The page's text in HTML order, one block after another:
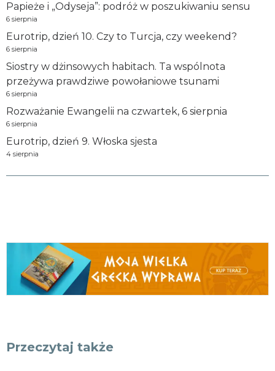
Papieże i „Odyseja”: podróż w poszukiwaniu sensu
6 sierpnia
Eurotrip, dzień 10. Czy to Turcja, czy weekend?
6 sierpnia
Siostry w dżinsowych habitach. Ta wspólnota
przeżywa prawdziwe powołaniowe tsunami
6 sierpnia
Rozważanie Ewangelii na czwartek, 6 sierpnia
6 sierpnia
Eurotrip, dzień 9. Włoska sjesta
4 sierpnia
Przeczytaj także